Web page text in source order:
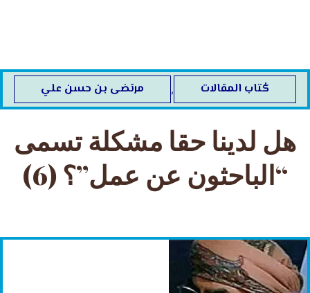
كُتاب المقالات , مرتضى بن حسن علي
هل لدينا حقا مشكلة تسمى
“الباحثون عن عمل”؟ (6)